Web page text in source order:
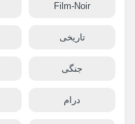
Film-Noir
تاریخی
جنگی
درام